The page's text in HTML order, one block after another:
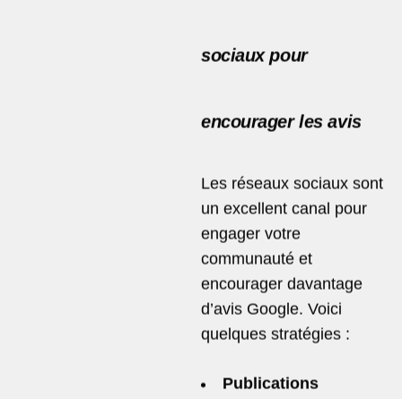
sociaux pour
encourager les avis
Les réseaux sociaux sont
un excellent canal pour
engager votre
communauté et
encourager davantage
d’avis Google. Voici
quelques stratégies :
Publications